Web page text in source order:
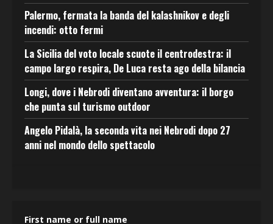
Palermo, fermata la banda del kalashnikov e degli
incendi: otto fermi
La Sicilia del voto locale scuote il centrodestra: il
campo largo respira, De Luca resta ago della bilancia
Longi, dove i Nebrodi diventano avventura: il borgo
che punta sul turismo outdoor
Angelo Pidalà, la seconda vita nei Nebrodi dopo 27
anni nel mondo dello spettacolo
First name or full name